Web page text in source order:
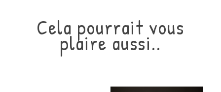
Cela pourrait vous
plaire aussi..